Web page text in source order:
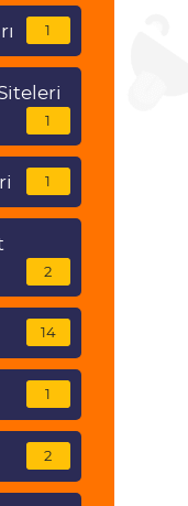
1
1
1
2
14
1
2